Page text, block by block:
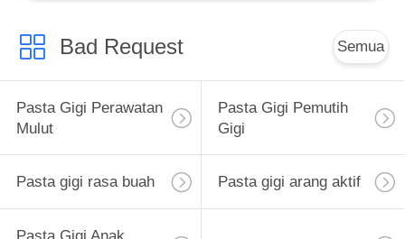
Sikat Gigi
Perawatan Mulut
88
Bad Request Semua
Pasta Gigi Perawatan
Mulut
Pasta Gigi Pemutih
Gigi
Pasta gigi rasa buah Pasta gigi arang aktif